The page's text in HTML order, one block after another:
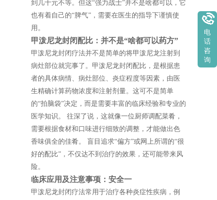
到几十元不等。但这“强力战士”并不是啥都可以，它
也有着自己的“脾气”，需要在医生的指导下谨慎使
用。
甲泼尼龙封闭配比：并不是“啥都可以药方”
甲泼尼龙封闭疗法并不是简单的将甲泼尼龙注射到
病灶部位就完事了。甲泼尼龙封闭配比，是根据患
者的具体病情、病灶部位、炎症程度等因素，由医
生精确计算药物浓度和注射剂量。这可不是简单
的“拍脑袋”决定，而是需要丰富的临床经验和专业的
医学知识。 往深了说，这就像一位厨师调配菜肴，
需要根据食材和口味进行细致的调整，才能做出色
香味俱全的佳肴。 盲目追求“偏方”或网上所谓的“很
好的配比”，不仅达不到治疗的效果，还可能带来风
险。
临床应用及注意事项：安全一
甲泼尼龙封闭疗法常用于治疗各种炎症性疾病，例
电
话
咨
询